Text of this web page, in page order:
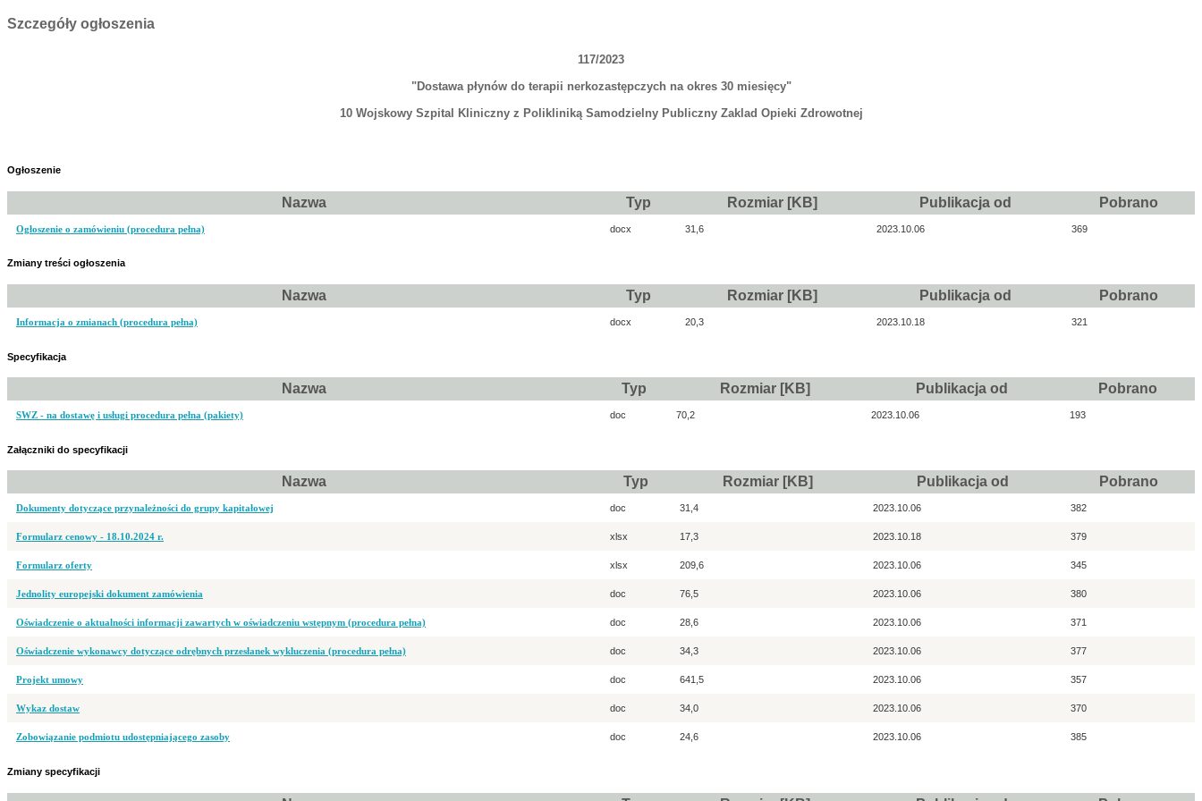
Szczegóły ogłoszenia
117/2023
"Dostawa płynów do terapii nerkozastępczych na okres 30 miesięcy"
10 Wojskowy Szpital Kliniczny z Polikliniką Samodzielny Publiczny Zaklad Opieki Zdrowotnej
Ogłoszenie
Nazwa Typ Rozmiar [KB] Publikacja od Pobrano
Ogłoszenie o zamówieniu (procedura pełna) docx 31,6 2023.10.06 369
Zmiany treści ogłoszenia
Nazwa Typ Rozmiar [KB] Publikacja od Pobrano
Informacja o zmianach (procedura pełna) docx 20,3 2023.10.18 321
Specyfikacja
Nazwa Typ Rozmiar [KB] Publikacja od Pobrano
SWZ - na dostawę i usługi procedura pełna (pakiety) doc 70,2 2023.10.06 193
Załączniki do specyfikacji
Nazwa Typ Rozmiar [KB] Publikacja od Pobrano
Dokumenty dotyczące przynależności do grupy kapitałowej doc 31,4 2023.10.06 382
Formularz cenowy - 18.10.2024 r. xlsx 17,3 2023.10.18 379
Formularz oferty xlsx 209,6 2023.10.06 345
Jednolity europejski dokument zamówienia doc 76,5 2023.10.06 380
Oświadczenie o aktualności informacji zawartych w oświadczeniu wstępnym (procedura pełna) doc 28,6 2023.10.06 371
Oświadczenie wykonawcy dotyczące odrębnych przesłanek wykluczenia (procedura pełna) doc 34,3 2023.10.06 377
Projekt umowy doc 641,5 2023.10.06 357
Wykaz dostaw doc 34,0 2023.10.06 370
Zobowiązanie podmiotu udostępniającego zasoby doc 24,6 2023.10.06 385
Zmiany specyfikacji